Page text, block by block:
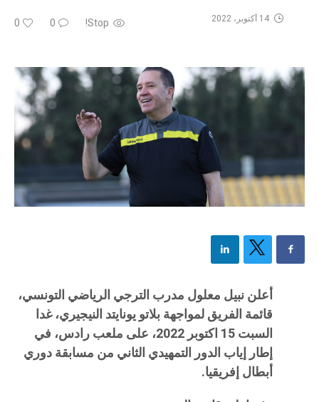
Stop!
0
0 14 أكتوبر، 2022
أعلن نبيل معلول مدرب الترجي الرياضي التونسي،
قائمة الفريق لمواجهة بلاتو يونايتد النيجيري، غدا
السبت 15 اكتوبر 2022، على ملعب رادس، في
إطار إياب الدور التمهيدي الثاني من مسابقة دوري
أبطال إفريقيا.